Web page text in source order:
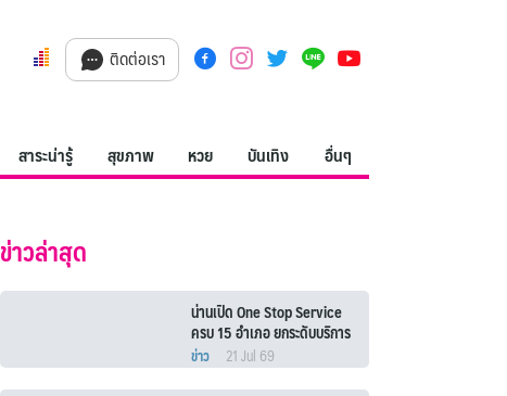
ติดต่อเรา
สาระน่ารู้ สุขภาพ หวย บันเทิง อื่นๆ
ข่าวล่าสุด
น่านเปิด One Stop Service
ครบ 15 อำเภอ ยกระดับบริการ
บัตรสวัสดิการแห่งรัฐ
ข่าว 21 Jul 69